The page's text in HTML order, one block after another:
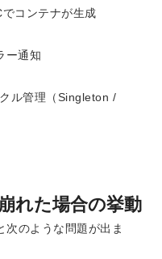
コンテナが生成
ー通知
ル管理（Singleton /
れた場合の挙動
のような問題が出ま